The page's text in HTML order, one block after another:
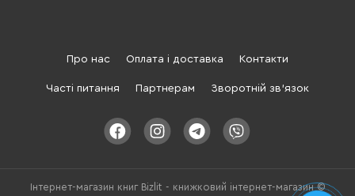
Про нас Оплата і доставка Контакти
Часті питання Партнерам Зворотній зв'язок
Інтернет-магазин книг Bizlit - книжковий інтернет-магазин ©